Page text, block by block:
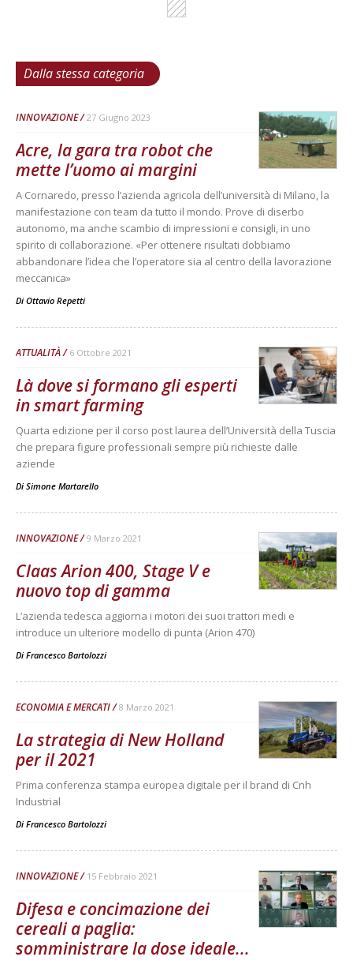
Dalla stessa categoria
INNOVAZIONE 27 Giugno 2023
Acre, la gara tra robot che
mette l’uomo ai margini
A Cornaredo, presso l’azienda agricola dell’università di Milano, la
manifestazione con team da tutto il mondo. Prove di diserbo
autonomo, ma anche scambio di impressioni e consigli, in uno
spirito di collaborazione. «Per ottenere risultati dobbiamo
abbandonare l’idea che l’operatore sia al centro della lavorazione
meccanica»
Di Ottavio Repetti
ATTUALITÀ 6 Ottobre 2021
Là dove si formano gli esperti
in smart farming
Quarta edizione per il corso post laurea dell’Università della Tuscia
che prepara figure professionali sempre più richieste dalle
aziende
Di Simone Martarello
INNOVAZIONE 9 Marzo 2021
Claas Arion 400, Stage V e
nuovo top di gamma
L’azienda tedesca aggiorna i motori dei suoi trattori medi e
introduce un ulteriore modello di punta (Arion 470)
Di Francesco Bartolozzi
ECONOMIA E MERCATI 8 Marzo 2021
La strategia di New Holland
per il 2021
Prima conferenza stampa europea digitale per il brand di Cnh
Industrial
Di Francesco Bartolozzi
INNOVAZIONE 15 Febbraio 2021
Difesa e concimazione dei
cereali a paglia:
somministrare la dose ideale...